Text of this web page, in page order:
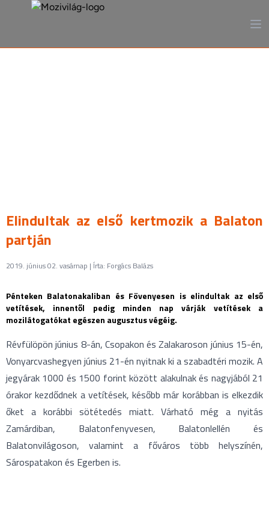
Elindultak az első kertmozik a Balaton
partján
2019. június 02. vasárnap | Írta: Forgács Balázs
Pénteken Balatonakaliban és Fövenyesen is elindultak az első
vetítések, innentől pedig minden nap várják vetítések a
mozilátogatókat egészen augusztus végéig.
Révfülöpön június 8-án, Csopakon és Zalakaroson június 15-én,
Vonyarcvashegyen június 21-én nyitnak ki a szabadtéri mozik. A
jegyárak 1000 és 1500 forint között alakulnak és nagyjából 21
órakor kezdődnek a vetítések, később már korábban is elkezdik
őket a korábbi sötétedés miatt. Várható még a nyitás
Zamárdiban, Balatonfenyvesen, Balatonlellén és
Balatonvilágoson, valamint a főváros több helyszínén,
Sárospatakon és Egerben is.